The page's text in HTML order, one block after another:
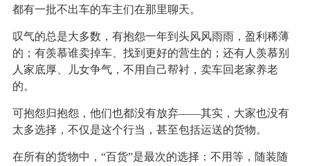
都有一批不出车的车主们在那里聊天。
叹气的总是大多数，有抱怨一年到头风风雨雨，盈利稀薄
的；有羡慕谁卖掉车、找到更好的营生的；还有人羡慕别
人家底厚、儿女争气，不用自己帮衬，卖车回老家养老
的。
可抱怨归抱怨，他们也都没有放弃——其实，大家也没有
太多选择，不仅是这个行当，甚至包括运送的货物。
在所有的货物中，“百货”是最次的选择：不用等，随装随